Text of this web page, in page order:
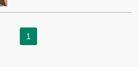
1